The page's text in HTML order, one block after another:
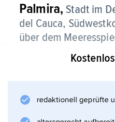
Palmira, Stadt im
del Cauca,
über dem
Caucatal, 237 900
wichtigsten
redaktionell geprüfte